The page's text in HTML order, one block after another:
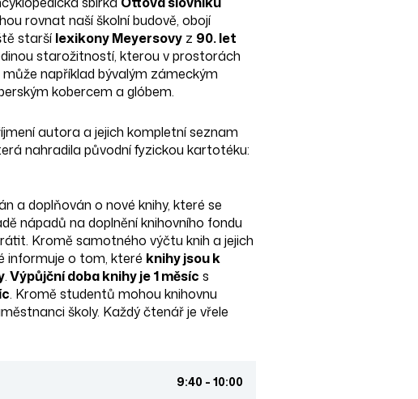
rovnat naší školní budově, obojí
starší lexikony Meyersovy z 90. let
starožitností, kterou v prostorách
například bývalým zámeckým
kobercem a glóbem.
autora a jejich kompletní seznam
nahradila původní fyzickou kartotéku:
a doplňován o nové knihy, které se
nápadů na doplnění knihovního fondu
Kromě samotného výčtu knih a jejich
informuje o tom, které knihy jsou k
.Výpůjční doba knihy je 1 měsíc s
. Kromě studentů mohou knihovnu
školy. Každý čtenář je vřele
9:40 - 10:00